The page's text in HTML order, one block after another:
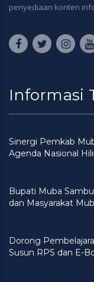
penyediaan konten
Informasi
Sinergi Pemkab
Agenda Nasional
Bupati Muba
dan Masyarakat
Dorong
Susun RPS dan E-